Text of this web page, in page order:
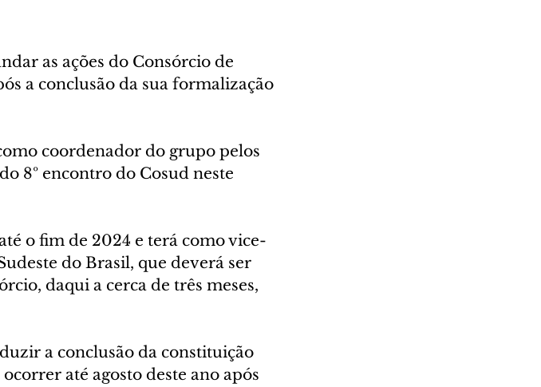
as ações do Consórcio de
a conclusão da sua formalização
coordenador do grupo pelos
8º encontro do Cosud neste
o fim de 2024 e terá como vice-
do Brasil, que deverá ser
daqui a cerca de três meses,
a conclusão da constituição
até agosto deste ano após